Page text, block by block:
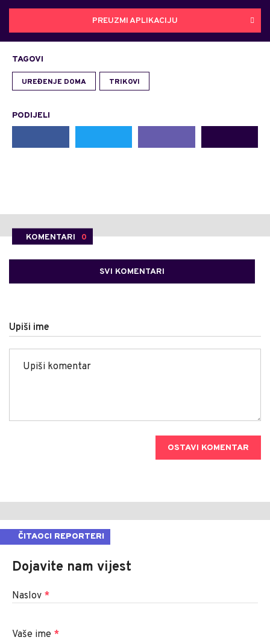
PREUZMI APLIKACIJU
TAGOVI
UREĐENJE DOMA TRIKOVI
PODIJELI
KOMENTARI 0
SVI KOMENTARI
Upiši ime
OSTAVI KOMENTAR
ČITAOCI REPORTERI
Dojavite nam vijest
Naslov *
Vaše ime *